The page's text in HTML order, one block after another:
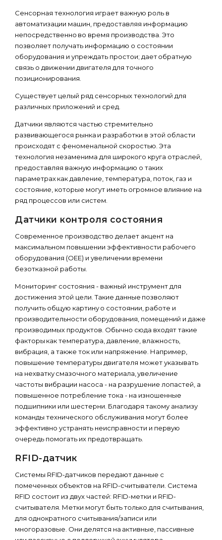
Сенсорная технология играет важную роль в
автоматизации машин, предоставляя информацию
непосредственно во время производства. Это
позволяет получать информацию о состоянии
оборудования и упреждать простои; дает обратную
связь о движении двигателя для точного
позиционирования.
Существует целый ряд сенсорных технологий для
различных приложений и сред.
Датчики являются частью стремительно
развивающегося рынка и разработки в этой области
происходят с феноменальной скоростью. Эта
технология незаменима для широкого круга отраслей,
предоставляя важную информацию о таких
параметрах как давление, температура, поток, газ и
состояние, которые могут иметь огромное влияние на
ряд процессов или систем.
Датчики контроля состояния
Современное производство делает акцент на
максимальном повышении эффективности рабочего
оборудования (OEE) и увеличении времени
безотказной работы.
Мониторинг состояния - важный инструмент для
достижения этой цели. Такие данные позволяют
получить общую картину о состоянии, работе и
производительности оборудования, помещений и даже
производимых продуктов. Обычно сюда входят такие
факторы как температура, давление, влажность,
вибрация, а также ток или напряжение. Например,
повышение температуры двигателя может указывать
на нехватку смазочного материала, увеличение
частоты вибрации насоса - на разрушение лопастей, а
повышенное потребление тока - на изношенные
подшипники или шестерни. Благодаря такому анализу
команды технического обслуживания могут более
эффективно устранять неисправности и первую
очередь помогать их предотвращать.
RFID-датчик
Системы RFID-датчиков передают данные с
помеченных объектов на RFID-считыватели. Система
RFID состоит из двух частей: RFID-метки и RFID-
считывателя. Метки могут быть только для считывания,
для однократного считывания/записи или
многоразовые. Они делятся на активные, пассивные